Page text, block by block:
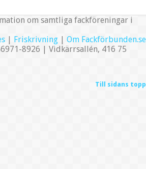
om samtliga fackföreningar i
| Friskrivning | Om Fackförbunden.se
8926 | Vidkärrsallén, 416 75
Till sidans topp